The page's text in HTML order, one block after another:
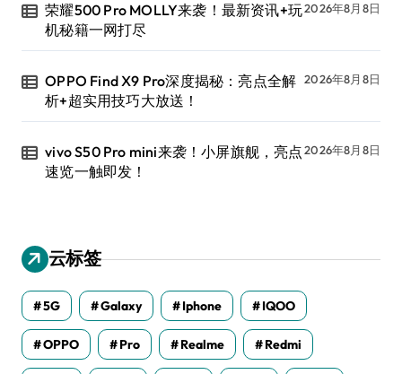
荣耀500 Pro MOLLY来袭！最新资讯+玩
机秘籍一网打尽
2026年8月8日
OPPO Find X9 Pro深度揭秘：亮点全解
析+超实用技巧大放送！
2026年8月8日
vivo S50 Pro mini来袭！小屏旗舰，亮点
速览一触即发！
2026年8月8日
云标签
5G Galaxy Iphone IQOO
OPPO Pro Realme Redmi